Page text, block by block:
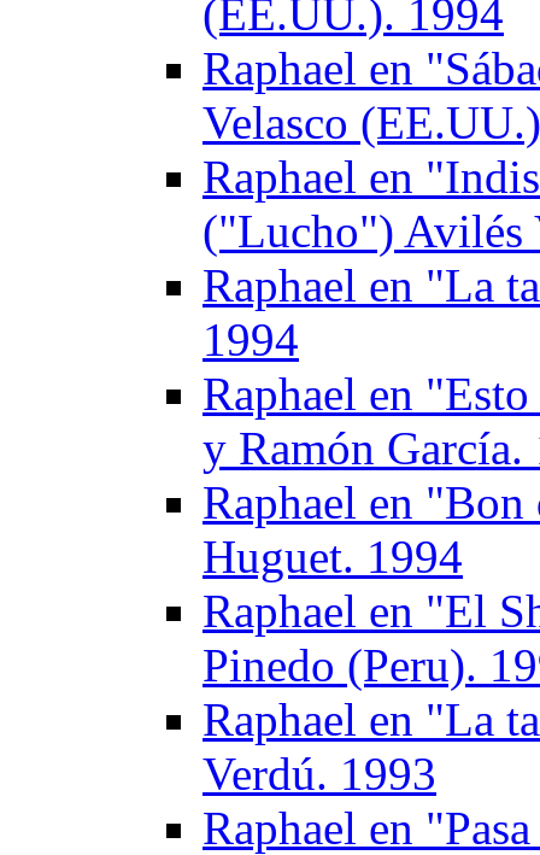
(EE.UU.). 1994
Raphael en
Velasco
Raphael en
("Lucho") Avilés
Raphael en "La
1994
Raphael en
y Ramón García.
Raphael en
Huguet. 1994
Raphael en "El
Pinedo (Peru).
Raphael en "La
Verdú. 1993
Raphael en